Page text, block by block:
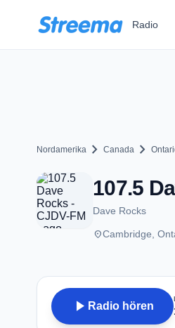
Radio
Nordamerika chevron_right Canada chevron_right
107.5
Dave Rocks
placeCambridge,
play_arrow Radio hören